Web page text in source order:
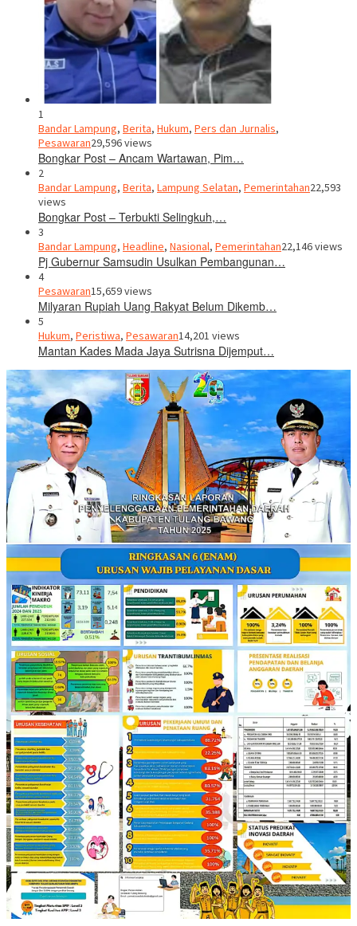
1
Bandar Lampung, Berita, Hukum, Pers dan Jurnalis,
Pesawaran29,596 views
Bongkar Post – Ancam Wartawan, Pim…
2
Bandar Lampung, Berita, Lampung Selatan, Pemerintahan22,593
views
Bongkar Post – Terbukti Selingkuh,…
3
Bandar Lampung, Headline, Nasional, Pemerintahan22,146 views
Pj Gubernur Samsudin Usulkan Pembangunan…
4
Pesawaran15,659 views
Milyaran Rupiah Uang Rakyat Belum Dikemb…
5
Hukum, Peristiwa, Pesawaran14,201 views
Mantan Kades Mada Jaya Sutrisna Dijemput…